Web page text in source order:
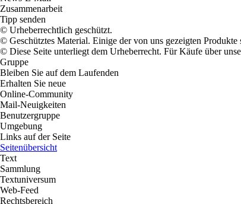
Zusammenarbeit
Tipp senden
© Urheberrechtlich geschützt.
© Geschütztes Material. Einige der von uns gezeigten
© Diese Seite unterliegt dem Urheberrecht. Für Käufe über
Gruppe
Bleiben Sie auf dem Laufenden
Erhalten Sie neue
Online-Community
Mail-Neuigkeiten
Benutzergruppe
Umgebung
Links auf der Seite
Seitenübersicht
Text
Sammlung
Textuniversum
Web-Feed
Rechtsbereich